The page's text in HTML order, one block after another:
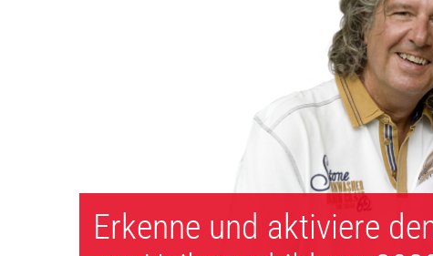
Erkenne und aktiviere